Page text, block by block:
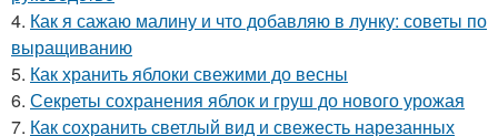
4. Как я сажаю малину и что добавляю в лунку: советы по
выращиванию
5. Как хранить яблоки свежими до весны
6. Секреты сохранения яблок и груш до нового урожая
7. Как сохранить светлый вид и свежесть нарезанных